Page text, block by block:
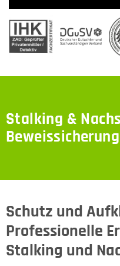
Stalking &
Schutz und
Professionelle
Stalking und